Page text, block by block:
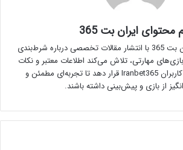
محتوای ایران بت 365
تیم تولید محتوای ایران بت 365 با انتشار مقالات تخصصی درباره شرط‌بندی
مهارتی، تلاش می‌کند اطلاعات معتبر و نکات
کاربردی را در اختیار کاربران Iranbet365 قرار دهد تا تجربه‌ای مطمئن و
از بازی و پیش‌بینی داشته باشند.